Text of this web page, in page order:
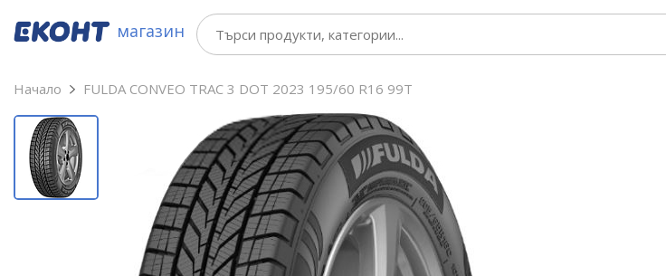
магазин
Начало FULDA CONVEO TRAC 3 DOT 2023 195/60 R16 99T